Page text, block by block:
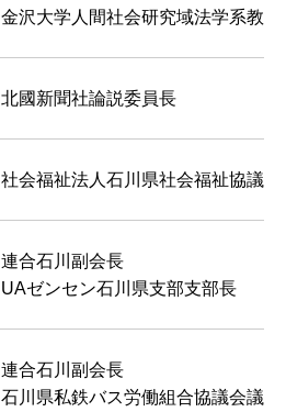
金沢大学人間社会研究域法学系教授
北國新聞社論説委員長
社会福祉法人石川県社会福祉協議会
連合石川副会長
UAゼンセン石川県支部支部長
連合石川副会長
石川県私鉄バス労働組合協議会議長